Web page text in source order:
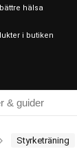
hälsa
i butiken
Styrketräning